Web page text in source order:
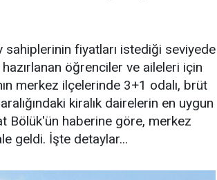
fiyatları istediği seviyede
öğrenciler ve aileleri için
merkez ilçelerinde 3+1 odalı, brüt
kiralık dairelerin en uygun
Bölük'ün haberine göre, merkez
geldi. İşte detaylar...